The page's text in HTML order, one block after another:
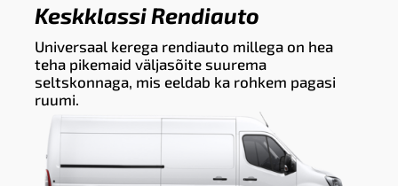
Keskklassi Rendiauto
Universaal kerega rendiauto millega on hea
teha pikemaid väljasõite suurema
seltskonnaga, mis eeldab ka rohkem pagasi
ruumi.